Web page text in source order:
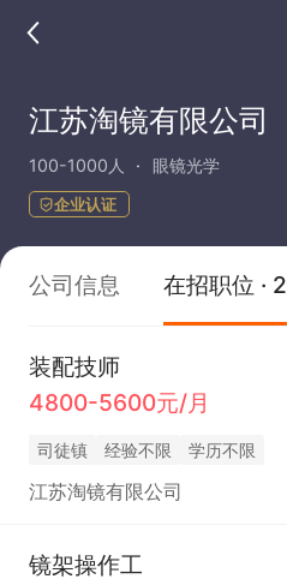
江苏淘镜有限公司
100-1000人 眼镜光学
企业认证
公司信息 在招职位 · 2
装配技师
4800-5600元/月
司徒镇 经验不限 学历不限
江苏淘镜有限公司
镜架操作工